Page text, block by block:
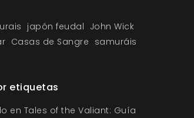
japón feudal John Wick
Casas de Sangre samuráis
etiquetas
en Tales of the Valiant: Guía